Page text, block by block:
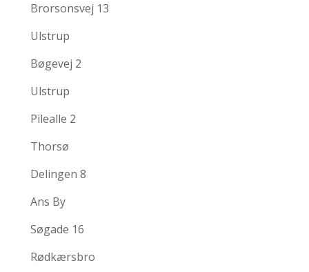
Brorsonsvej 13
Ulstrup
Bøgevej 2
Ulstrup
Pilealle 2
Thorsø
Delingen 8
Ans By
Søgade 16
Rødkærsbro